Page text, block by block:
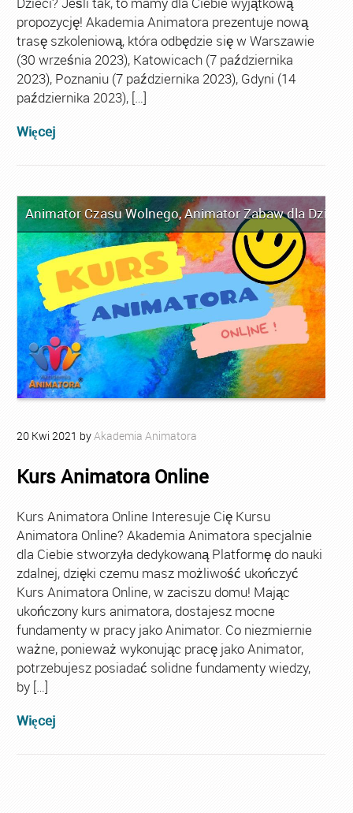
propozycję! Akademia Animatora prezentuje nową
trasę szkoleniową, która odbędzie się w Warszawie
(30 września 2023), Katowicach (7 października
2023), Poznaniu (7 października 2023), Gdyni (14
października 2023), […]
Więcej
Animator Czasu Wolnego,Animator Zabaw dla Dzieci
20 Kwi 2021 byAkademia Animatora
Kurs Animatora Online
Kurs Animatora Online Interesuje Cię Kursu
Animatora Online? Akademia Animatora specjalnie
dla Ciebie stworzyła dedykowaną Platformę do nauki
zdalnej, dzięki czemu masz możliwość ukończyć
Kurs Animatora Online, w zaciszu domu! Mając
ukończony kurs animatora, dostajesz mocne
fundamenty w pracy jako Animator. Co niezmiernie
ważne, ponieważ wykonując pracę jako Animator,
potrzebujesz posiadać solidne fundamenty wiedzy,
by […]
Więcej